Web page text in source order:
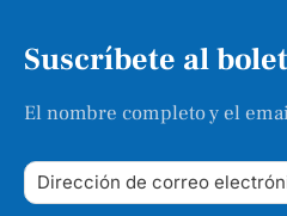
Suscríbete al
El nombre completo y el